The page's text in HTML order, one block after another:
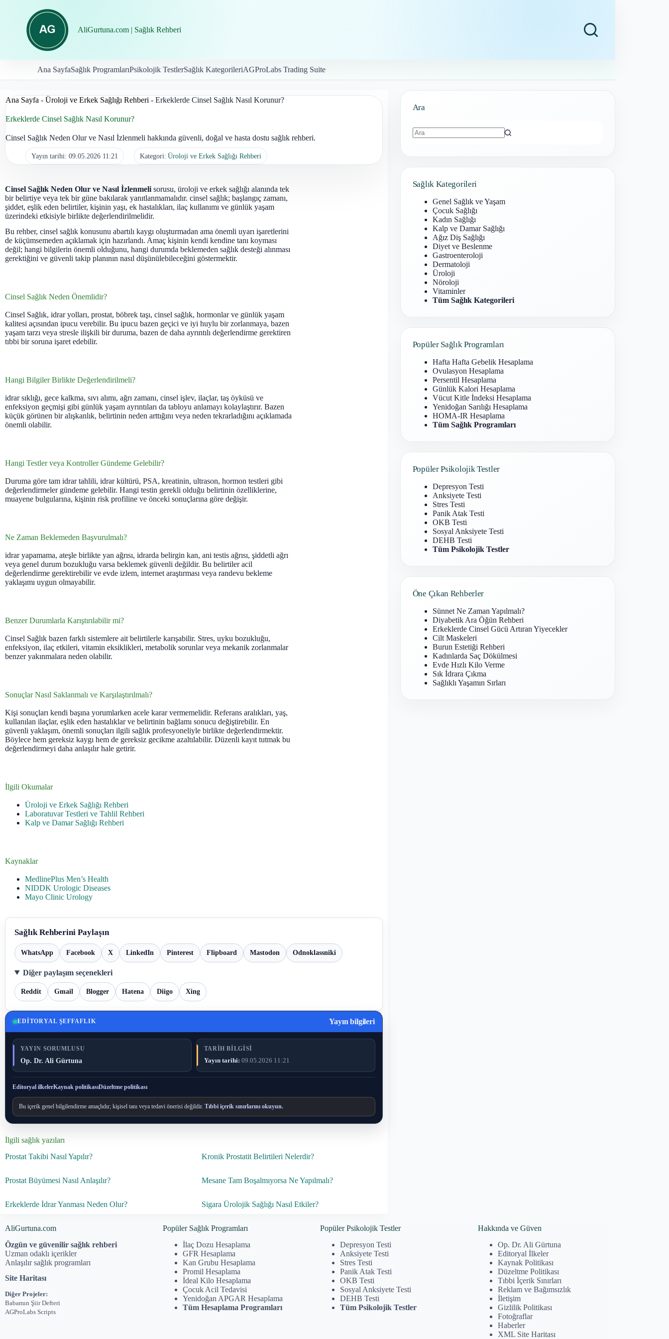
AliGurtuna.com | Sağlık Rehberi
Ana SayfaSağlık ProgramlarıPsikolojik TestlerSağlık KategorileriAGProLabs Trading Suite
Ana Sayfa - Üroloji ve Erkek Sağlığı Rehberi - Erkeklerde Cinsel Sağlık Nasıl Korunur?
Erkeklerde Cinsel Sağlık Nasıl Korunur?
Cinsel Sağlık Neden Olur ve Nasıl İzlenmeli hakkında güvenli, doğal ve hasta dostu sağlık rehberi.
Yayın tarihi: 09.05.2026 11:21 Kategori: Üroloji ve Erkek Sağlığı Rehberi
Cinsel Sağlık Neden Olur ve Nasıl İzlenmeli sorusu, üroloji ve erkek sağlığı alanında tek
bir belirtiye veya tek bir güne bakılarak yanıtlanmamalıdır. cinsel sağlık; başlangıç zamanı,
şiddet, eşlik eden belirtiler, kişinin yaşı, ek hastalıkları, ilaç kullanımı ve günlük yaşam
üzerindeki etkisiyle birlikte değerlendirilmelidir.
Bu rehber, cinsel sağlık konusunu abartılı kaygı oluşturmadan ama önemli uyarı işaretlerini
de küçümsemeden açıklamak için hazırlandı. Amaç kişinin kendi kendine tanı koyması
değil; hangi bilgilerin önemli olduğunu, hangi durumda beklemeden sağlık desteği alınması
gerektiğini ve güvenli takip planının nasıl düşünülebileceğini göstermektir.
Cinsel Sağlık Neden Önemlidir?
Cinsel Sağlık, idrar yolları, prostat, böbrek taşı, cinsel sağlık, hormonlar ve günlük yaşam
kalitesi açısından ipucu verebilir. Bu ipucu bazen geçici ve iyi huylu bir zorlanmaya, bazen
yaşam tarzı veya stresle ilişkili bir duruma, bazen de daha ayrıntılı değerlendirme gerektiren
tıbbi bir soruna işaret edebilir.
Hangi Bilgiler Birlikte Değerlendirilmeli?
idrar sıklığı, gece kalkma, sıvı alımı, ağrı zamanı, cinsel işlev, ilaçlar, taş öyküsü ve
enfeksiyon geçmişi gibi günlük yaşam ayrıntıları da tabloyu anlamayı kolaylaştırır. Bazen
küçük görünen bir alışkanlık, belirtinin neden arttığını veya neden tekrarladığını açıklamada
önemli olabilir.
Hangi Testler veya Kontroller Gündeme Gelebilir?
Duruma göre tam idrar tahlili, idrar kültürü, PSA, kreatinin, ultrason, hormon testleri gibi
değerlendirmeler gündeme gelebilir. Hangi testin gerekli olduğu belirtinin özelliklerine,
muayene bulgularına, kişinin risk profiline ve önceki sonuçlarına göre değişir.
Ne Zaman Beklemeden Başvurulmalı?
idrar yapamama, ateşle birlikte yan ağrısı, idrarda belirgin kan, ani testis ağrısı, şiddetli ağrı
veya genel durum bozukluğu varsa beklemek güvenli değildir. Bu belirtiler acil
değerlendirme gerektirebilir ve evde izlem, internet araştırması veya randevu bekleme
yaklaşımı uygun olmayabilir.
Benzer Durumlarla Karıştırılabilir mi?
Cinsel Sağlık bazen farklı sistemlere ait belirtilerle karışabilir. Stres, uyku bozukluğu,
enfeksiyon, ilaç etkileri, vitamin eksiklikleri, metabolik sorunlar veya mekanik zorlanmalar
benzer yakınmalara neden olabilir.
Sonuçlar Nasıl Saklanmalı ve Karşılaştırılmalı?
Kişi sonuçları kendi başına yorumlarken acele karar vermemelidir. Referans aralıkları, yaş,
kullanılan ilaçlar, eşlik eden hastalıklar ve belirtinin bağlamı sonucu değiştirebilir. En
güvenli yaklaşım, önemli sonuçları ilgili sağlık profesyoneliyle birlikte değerlendirmektir.
Böylece hem gereksiz kaygı hem de gereksiz gecikme azaltılabilir. Düzenli kayıt tutmak bu
değerlendirmeyi daha anlaşılır hale getirir.
İlgili Okumalar
Üroloji ve Erkek Sağlığı Rehberi
Laboratuvar Testleri ve Tahlil Rehberi
Kalp ve Damar Sağlığı Rehberi
Kaynaklar
MedlinePlus Men’s Health
NIDDK Urologic Diseases
Mayo Clinic Urology
Sağlık Rehberini Paylaşın
WhatsApp Facebook X LinkedIn Pinterest Flipboard Mastodon Odnoklassniki
Diğer paylaşım seçenekleri
Reddit Gmail Blogger Hatena Diigo Xing
EDITORYAL ŞEFFAFLIK Yayın bilgileri
YAYIN SORUMLUSU
Op. Dr. Ali Gürtuna
TARIH BILGISI
Yayın tarihi: 09.05.2026 11:21
Editoryal ilkelerKaynak politikasıDüzeltme politikası
Bu içerik genel bilgilendirme amaçlıdır; kişisel tanı veya tedavi önerisi değildir. Tıbbi içerik sınırlarını okuyun.
İlgili sağlık yazıları
Prostat Takibi Nasıl Yapılır?
Kronik Prostatit Belirtileri Nelerdir?
Prostat Büyümesi Nasıl Anlaşılır? Mesane Tam Boşalmıyorsa Ne Yapılmalı?
Erkeklerde İdrar Yanması Neden Olur? Sigara Ürolojik Sağlığı Nasıl Etkiler?
Ara
bulunamadı
Sağlık Kategorileri
Genel Sağlık ve Yaşam
Çocuk Sağlığı
Kadın Sağlığı
Kalp ve Damar Sağlığı
Ağız Diş Sağlığı
Diyet ve Beslenme
Gastroenteroloji
Dermatoloji
Üroloji
Nöroloji
Vitaminler
Tüm Sağlık Kategorileri
Popüler Sağlık Programları
Hafta Hafta Gebelik Hesaplama
Ovulasyon Hesaplama
Persentil Hesaplama
Günlük Kalori Hesaplama
Vücut Kitle İndeksi Hesaplama
Yenidoğan Sarılığı Hesaplama
HOMA-IR Hesaplama
Tüm Sağlık Programları
Popüler Psikolojik Testler
Depresyon Testi
Anksiyete Testi
Stres Testi
Panik Atak Testi
OKB Testi
Sosyal Anksiyete Testi
DEHB Testi
Tüm Psikolojik Testler
Öne Çıkan Rehberler
Sünnet Ne Zaman Yapılmalı?
Diyabetik Ara Öğün Rehberi
Erkeklerde Cinsel Gücü Artıran Yiyecekler
Cilt Maskeleri
Burun Estetiği Rehberi
Kadınlarda Saç Dökülmesi
Evde Hızlı Kilo Verme
Sık İdrara Çıkma
Sağlıklı Yaşamın Sırları
AliGurtuna.com
Özgün ve güvenilir sağlık rehberi
Uzman odaklı içerikler
Anlaşılır sağlık programları
Site Haritası
Diğer Projeler:
Babamın Şiir Defteri
AGProLabs Scripts
Popüler Sağlık Programları
İlaç Dozu Hesaplama
GFR Hesaplama
Kan Grubu Hesaplama
Promil Hesaplama
İdeal Kilo Hesaplama
Çocuk Acil Tedavisi
Yenidoğan APGAR Hesaplama
Tüm Hesaplama Programları
Popüler Psikolojik Testler
Depresyon Testi
Anksiyete Testi
Stres Testi
Panik Atak Testi
OKB Testi
Sosyal Anksiyete Testi
DEHB Testi
Tüm Psikolojik Testler
Hakkında ve Güven
Op. Dr. Ali Gürtuna
Editoryal İlkeler
Kaynak Politikası
Düzeltme Politikası
Tıbbi İçerik Sınırları
Reklam ve Bağımsızlık
İletişim
Gizlilik Politikası
Fotoğraflar
Haberler
XML Site Haritası